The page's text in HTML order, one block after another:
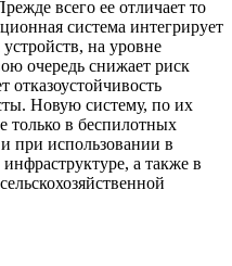
всего ее отличает то
система интегрирует
на уровне
очередь снижает риск
Новую систему, по их
только в беспилотных
при использовании в
а также в